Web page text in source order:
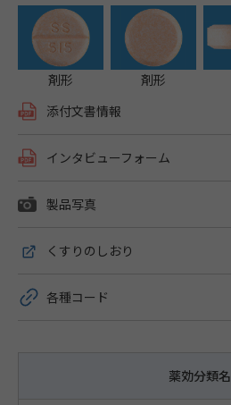
剤形 剤形
添付文書情報
インタビューフォーム
製品写真
くすりのしおり
各種コード
薬効分類名